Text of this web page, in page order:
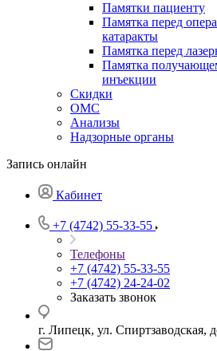
Памятки пациенту
Памятка перед
катаракты
Памятка перед
Памятка
инъекции
Скидки
ОМС
Анализы
Надзорные органы
Запись онлайн
Кабинет
+7 (4742) 55-33-55
Телефоны
+7 (4742) 55-33-55
+7 (4742) 24-24-02
Заказать звонок
г. Липецк, ул. Спиртзаводская,